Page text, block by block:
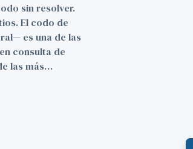
sin resolver.
El codo de
es una de las
consulta de
las más…